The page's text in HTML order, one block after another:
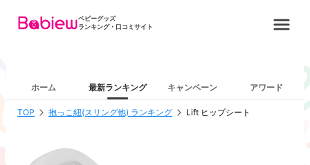
ベビーグッズ
ランキング・口コミサイト
ホーム 最新ランキング キャンペーン アワード
TOP 抱っこ紐(スリング他) ランキング Lift ヒップシート